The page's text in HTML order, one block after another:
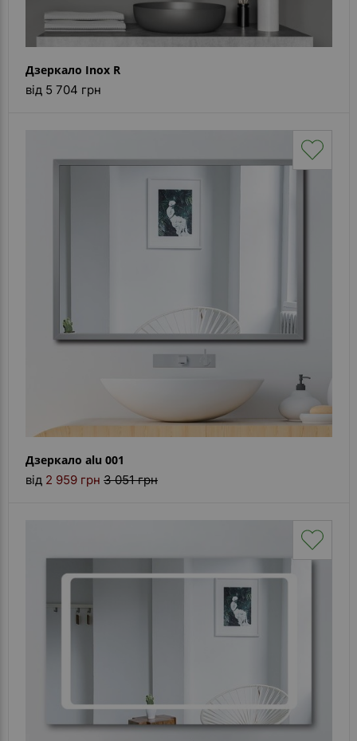
Дзеркало Inox R
від 5 704 грн
Дзеркало alu 001
від 2 959 грн 3 051 грн